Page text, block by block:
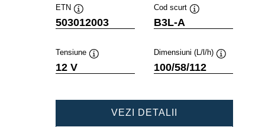
ETN
Tooltip
503012003
Cod scurt
B3L-A
Tensiune
12 V
Dimensiuni (L/l/h)
100/58/112
VEZI DETALII